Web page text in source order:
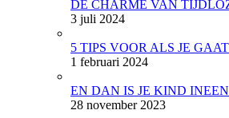
DE CHARME VAN
3 juli 2024
5 TIPS VOOR ALS JE
1 februari 2024
EN DAN IS JE KIND
28 november 2023